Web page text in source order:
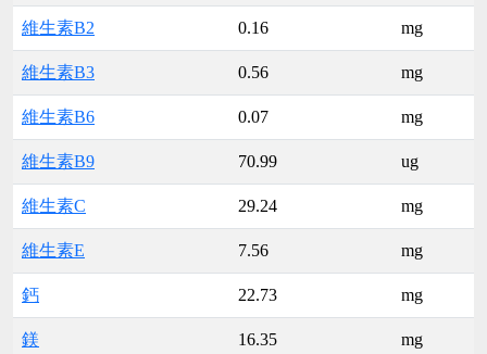
維生素B2 0.16 mg
維生素B3 0.56 mg
維生素B6 0.07 mg
維生素B9 70.99 ug
維生素C 29.24 mg
維生素E 7.56 mg
鈣 22.73 mg
鎂 16.35 mg